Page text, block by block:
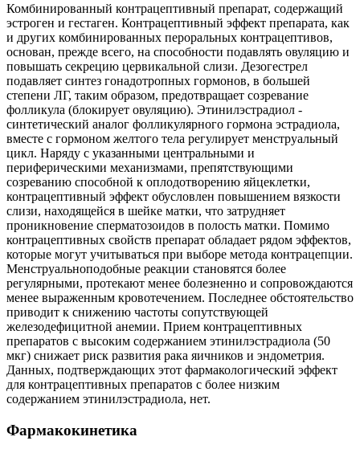
Комбинированный контрацептивный препарат, содержащий
эстроген и гестаген. Контрацептивный эффект препарата, как
и других комбинированных пероральных контрацептивов,
основан, прежде всего, на способности подавлять овуляцию и
повышать секрецию цервикальной слизи. Дезогестрел
подавляет синтез гонадотропных гормонов, в большей
степени ЛГ, таким образом, предотвращает созревание
фолликула (блокирует овуляцию). Этинилэстрадиол -
синтетический аналог фолликулярного гормона эстрадиола,
вместе с гормоном желтого тела регулирует менструальный
цикл. Наряду с указанными центральными и
периферическими механизмами, препятствующими
созреванию способной к оплодотворению яйцеклетки,
контрацептивный эффект обусловлен повышением вязкости
слизи, находящейся в шейке матки, что затрудняет
проникновение сперматозоидов в полость матки. Помимо
контрацептивных свойств препарат обладает рядом эффектов,
которые могут учитываться при выборе метода контрацепции.
Менструальноподобные реакции становятся более
регулярными, протекают менее болезненно и сопровождаются
менее выраженным кровотечением. Последнее обстоятельство
приводит к снижению частоты сопутствующей
железодефицитной анемии. Прием контрацептивных
препаратов с высоким содержанием этинилэстрадиола (50
мкг) снижает риск развития рака яичников и эндометрия.
Данных, подтверждающих этот фармакологический эффект
для контрацептивных препаратов с более низким
содержанием этинилэстрадиола, нет.
Фармакокинетика